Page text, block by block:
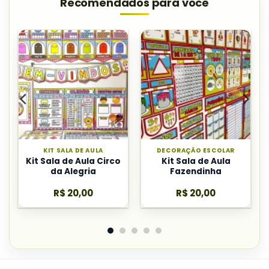
KIT SALA DE AULA
Kit Sala de Aula Circo
da Alegria
R$ 20,00
DECORAÇÃO ESCOLAR
Kit Sala de Aula
Fazendinha
R$ 20,00